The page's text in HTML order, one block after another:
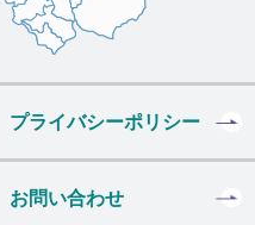
プライバシーポリシー
お問い合わせ